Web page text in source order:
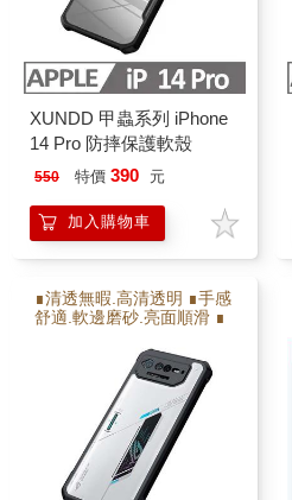
XUNDD 甲蟲系列 iPhone
14 Pro 防摔保護軟殼
550 特價 390 元
加入購物車
∎清透無暇.高清透明 ∎手感
舒適.軟邊磨砂.亮面順滑 ∎
M ∎防撞耐摔.增加氣囊瓦
解充擊力 ∎軟硬雙倍保護